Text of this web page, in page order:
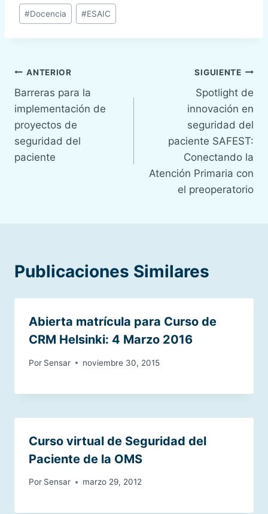
Etiquetas
de
la
#Docencia #ESAIC
Navegación
de
entradas
ANTERIOR
Barreras para la
implementación de
proyectos de
seguridad del
paciente
SIGUIENTE
Spotlight de
innovación en
seguridad del
paciente SAFEST:
Conectando la
Atención Primaria con
el preoperatorio
Publicaciones Similares
Abierta matrícula para Curso de
CRM Helsinki: 4 Marzo 2016
Por Sensar noviembre 30, 2015
Curso virtual de Seguridad del
Paciente de la OMS
Por Sensar marzo 29, 2012